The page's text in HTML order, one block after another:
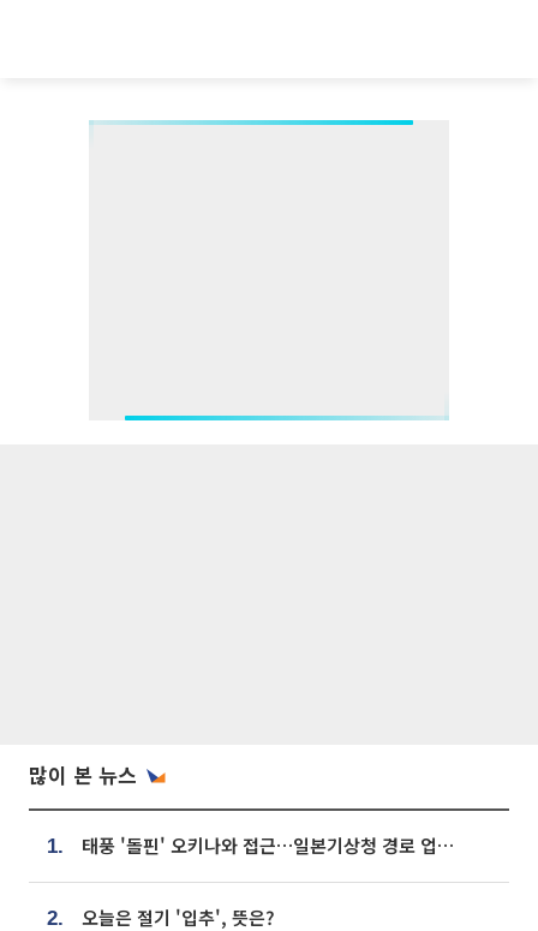
많이 본 뉴스
1. 태풍 '돌핀' 오키나와 접근…일본기상청 경로 업데이트
2. 오늘은 절기 '입추', 뜻은?